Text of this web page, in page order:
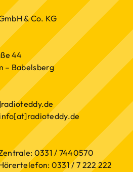
& Co. KG
44
– Babelsberg
0331 / 7440570
0331 / 7 222 222